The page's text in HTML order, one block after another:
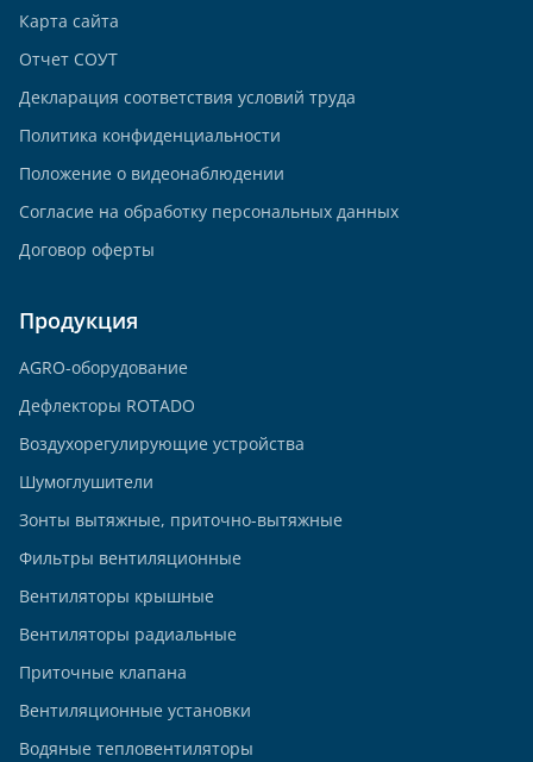
Продукция
AGRO-оборудование
Дефлекторы ROTADO
Воздухорегулирующие устройства
Шумоглушители
Зонты вытяжные, приточно-вытяжные
Фильтры вентиляционные
Вентиляторы крышные
Вентиляторы радиальные
Приточные клапана
Вентиляционные установки
Водяные тепловентиляторы
Карта сайта
Отчет СОУТ
Декларация соответствия условий труда
Политика конфиденциальности
Положение о видеонаблюдении
Согласие на обработку персональных данных
Договор оферты